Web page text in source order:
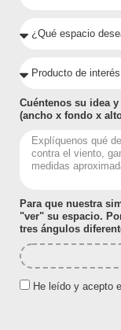
Cuéntenos su idea
(ancho x fondo x
Para que nuestra
"ver" su espacio.
tres ángulos
He leído y acepto el